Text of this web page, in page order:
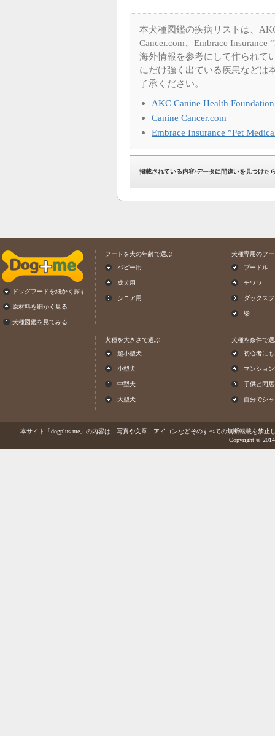
本犬種図鑑の疾病リストは、
Cancer.com、Embrace
海外情報を参考にして作られて
にだけ強く出ている疾患などは
了承ください。
AKC Canine Health Foundation
Canine Cancer.com
Embrace Insurance ”Pet
掲載されている内容/データに間違いを見つけた
ドッグフードを細かく探す
原材料を細かく見る
犬種図鑑を見てみる
フードを犬の年齢で選ぶ
パピー用
成犬用
シニア用
犬種専用のフ
プードル
チワワ
ダックス
柴
犬種を大きさで選ぶ
超小型犬
小型犬
中型犬
大型犬
犬種を条件で
初心者に
マンショ
子供と同
自分でシ
本サイト「dogplus.me」の内容は、写真や文章、アイコンなどそのすべての無断転載を禁
Copyright ©